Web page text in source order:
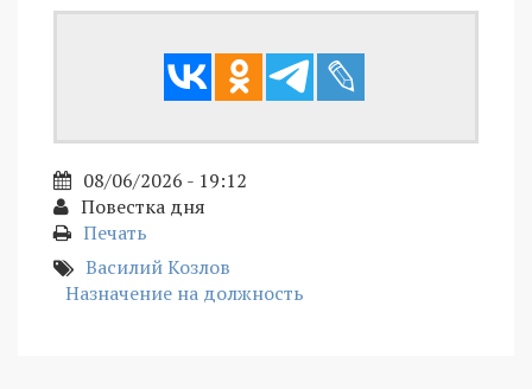
08/06/2026 - 19:12
Повестка дня
Печать
Василий Козлов
Назначение на должность